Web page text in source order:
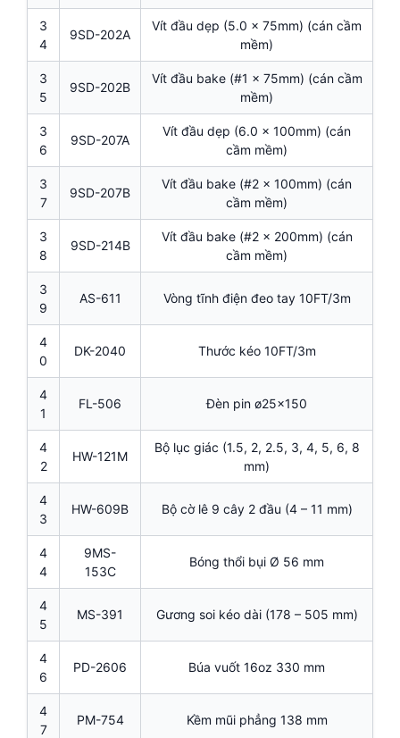
3
4
9SD-202A
Vít đầu dẹp (5.0 x 75mm) (cán cầm
mềm)
3
5
9SD-202B
Vít đầu bake (#1 x 75mm) (cán cầm
mềm)
3
6
9SD-207A
Vít đầu dẹp (6.0 x 100mm) (cán
cầm mềm)
3
7
9SD-207B
Vít đầu bake (#2 x 100mm) (cán
cầm mềm)
3
8
9SD-214B
Vít đầu bake (#2 x 200mm) (cán
cầm mềm)
3
9
AS-611 Vòng tĩnh điện đeo tay 10FT/3m
4
0
DK-2040 Thước kéo 10FT/3m
4
1
FL-506 Đèn pin ø25×150
4
2
HW-121M
Bộ lục giác (1.5, 2, 2.5, 3, 4, 5, 6, 8
mm)
4
3
HW-609B Bộ cờ lê 9 cây 2 đầu (4 – 11 mm)
4
4
9MS-
153C
Bóng thổi bụi Ø 56 mm
4
5
MS-391 Gương soi kéo dài (178 – 505 mm)
4
6
PD-2606 Búa vuốt 16oz 330 mm
4
7
PM-754 Kềm mũi phẳng 138 mm